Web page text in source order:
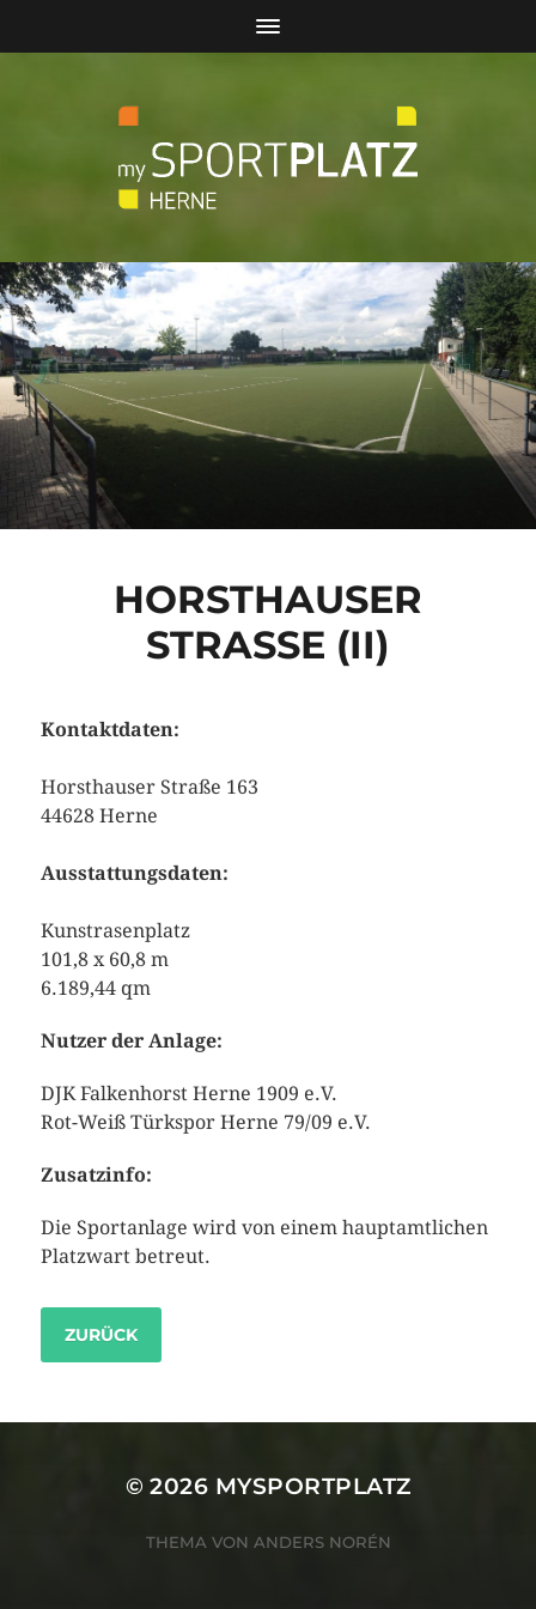
HORSTHAUSER
STRASSE (II)
Kontaktdaten:
Horsthauser Straße 163
44628 Herne
Ausstattungsdaten:
Kunstrasenplatz
101,8 x 60,8 m
6.189,44 qm
Nutzer der Anlage:
DJK Falkenhorst Herne 1909 e.V.
Rot-Weiß Türkspor Herne 79/09 e.V.
Zusatzinfo:
Die Sportanlage wird von einem hauptamtlichen
Platzwart betreut.
ZURÜCK
© 2026 MYSPORTPLATZ
THEMA VON ANDERS NORÉN